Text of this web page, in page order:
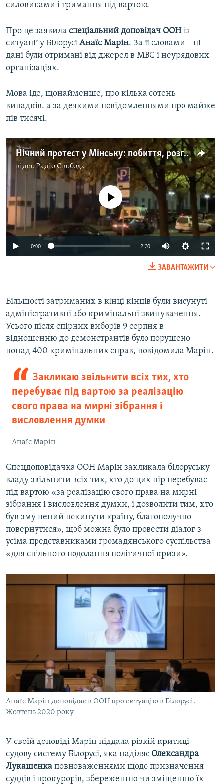
силовиками і тримання під вартою.
Про це заявила спеціальний доповідач ООНіз
ситуації у Білорусі Анаїс Марін. За її словами – ці
дані були отримані від джерел в МВС і неурядових
організаціях.
Мова іде, щонайменше, про кілька сотень
випадків. а за деякими повідомленнями про майже
пів тисячі.
Нічний протест у Мінську: побиття, розгін та жорстокі затримання людей (відео)
відеоРадіо Свобода
720p 1080p
No media source currently available
0:00 2:30
720p
ЗАВАНТАЖИТИ
Більшості затриманих в кінці кінців були висунуті
адміністративні або кримінальні звинувачення.
Усього після спірних виборів 9 серпня в
відношенню до демонстрантів було порушено
понад 400 кримінальних справ, повідомила Марін.
Закликаю звільнити всіх тих, хто
перебуває під вартою за реалізацію
свого права на мирні зібрання і
висловлення думки
Анаїс Марін
Спецдоповідачка ООН Марін закликала білоруську
владу звільнити всіх тих, хто до цих пір перебуває
під вартою «за реалізацію свого права на мирні
зібрання і висловлення думки, і дозволити тим, хто
був змушений покинути країну, благополучно
повернутися», щоб можна було провести діалог з
усіма представниками громадянського суспільства
«для спільного подолання політичної кризи».
Анаїс Марін доповідає в ООН про ситуацію в Білорусі.
Жовтень 2020 року
У своїй доповіді Марін піддала різкій критиці
судову систему Білорусі, яка наділяє Олександра
Лукашенка повноваженнями щодо призначення
суддів і прокурорів, збереженню чи зміщенню їх